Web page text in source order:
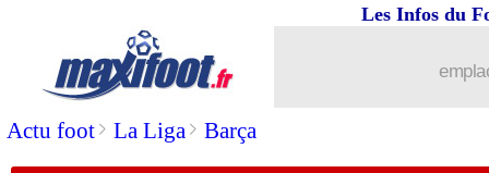
Actu foot> La Liga> Barça
Les Infos du
: Garcia annonce son départ
22/05 Ghana: Asamoah Gyan fait machine
: le Real va bien s'attaquer à